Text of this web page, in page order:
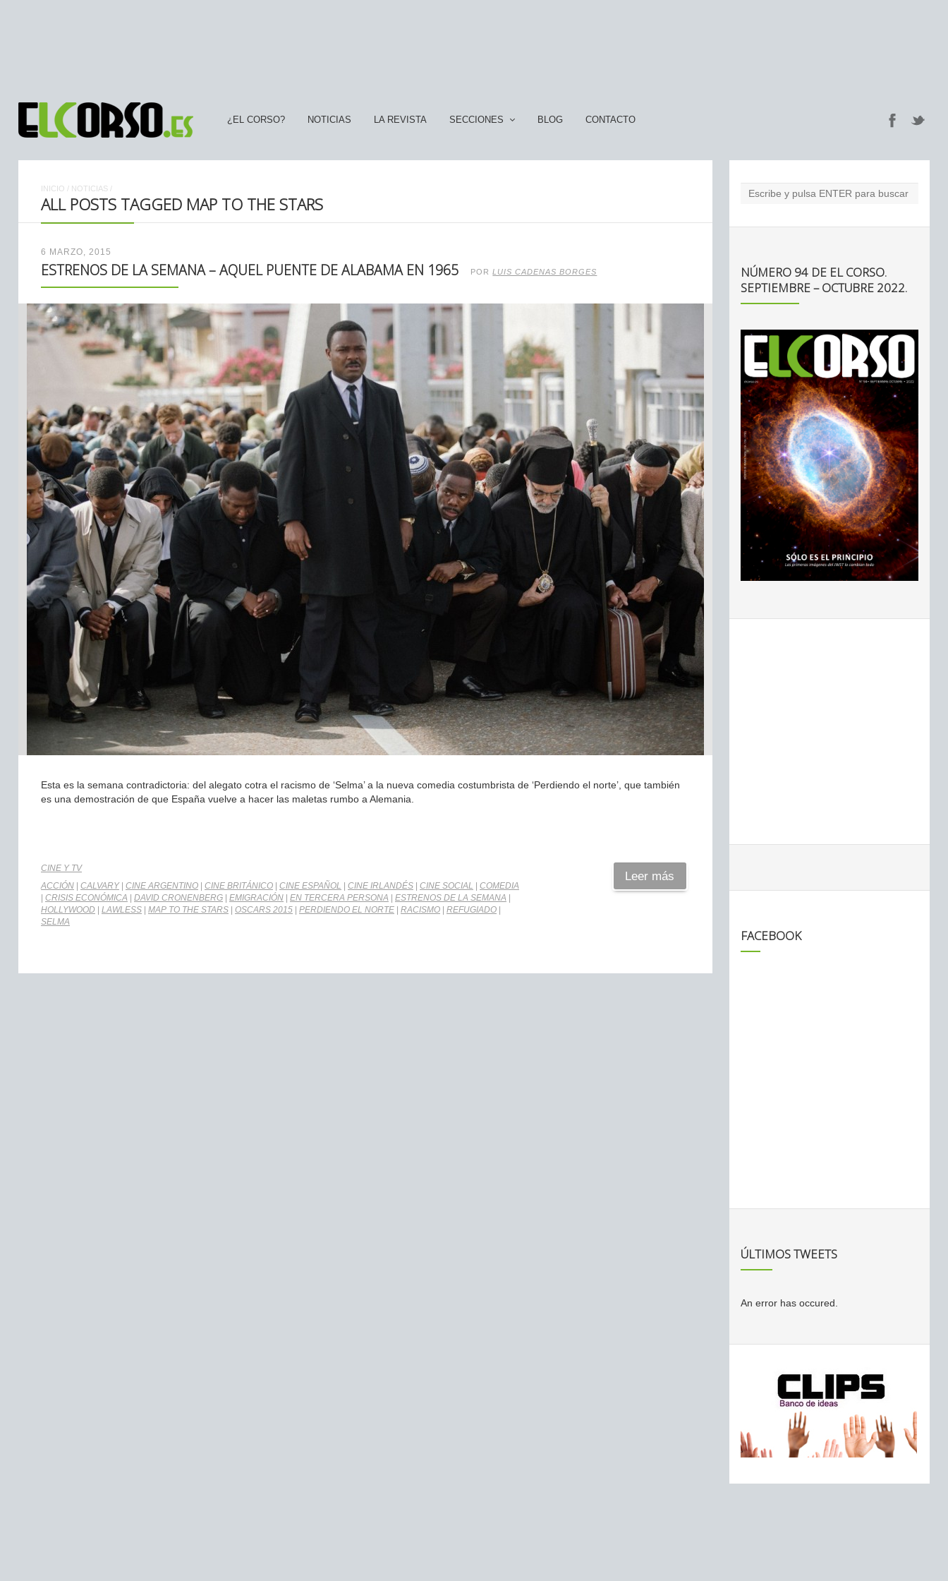
¿EL CORSO? NOTICIAS LA REVISTA SECCIONES BLOG CONTACTO
INICIO / NOTICIAS /
ALL POSTS TAGGED MAP TO THE STARS
6 MARZO, 2015
ESTRENOS DE LA SEMANA – AQUEL PUENTE DE ALABAMA EN 1965 PORLUIS CADENAS BORGES
Esta es la semana contradictoria: del alegato cotra el racismo de ‘Selma’ a la nueva comedia costumbrista de ‘Perdiendo el norte’, que también
es una demostración de que España vuelve a hacer las maletas rumbo a Alemania.
CINE Y TV
ACCIÓN
CALVARY| CINE ARGENTINO CINE BRITÁNICO CINE ESPAÑOL CINE IRLANDÉS CINE SOCIAL
COMEDIA
CRISIS ECONÓMICA DAVID CRONENBERG EMIGRACIÓN EN TERCERA PERSONA ESTRENOS DE LA SEMANA
HOLLYWOOD
LAWLESS MAP TO THE STARS OSCARS 2015 PERDIENDO EL NORTE RACISMO REFUGIADO
SELMA
Leer más
NÚMERO 94 DE EL CORSO.
SEPTIEMBRE – OCTUBRE 2022.
FACEBOOK
ÚLTIMOS TWEETS
An error has occured.